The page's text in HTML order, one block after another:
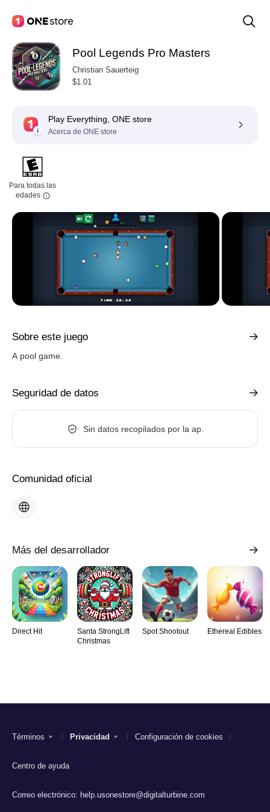
Pool Legends Pro Masters
Christian Sauerteig
$1.01
Play Everything, ONE store
Acerca de ONE store
Para todas las
edades
Sobre este juego
A pool game.
Seguridad de datos
Sin datos recopilados por la ap.
Comunidad oficial
Más del desarrollador
Direct Hit
Santa StrongLift
Christmas
Spot Shootout Ethereal Edibles
Términos Privacidad Configuración de cookies
Centro de ayuda
Correo electrónico: help.usonestore@digitalturbine.com